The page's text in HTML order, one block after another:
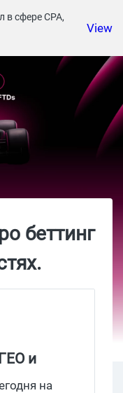
в сфере СРА,
View
беттинг
и
на